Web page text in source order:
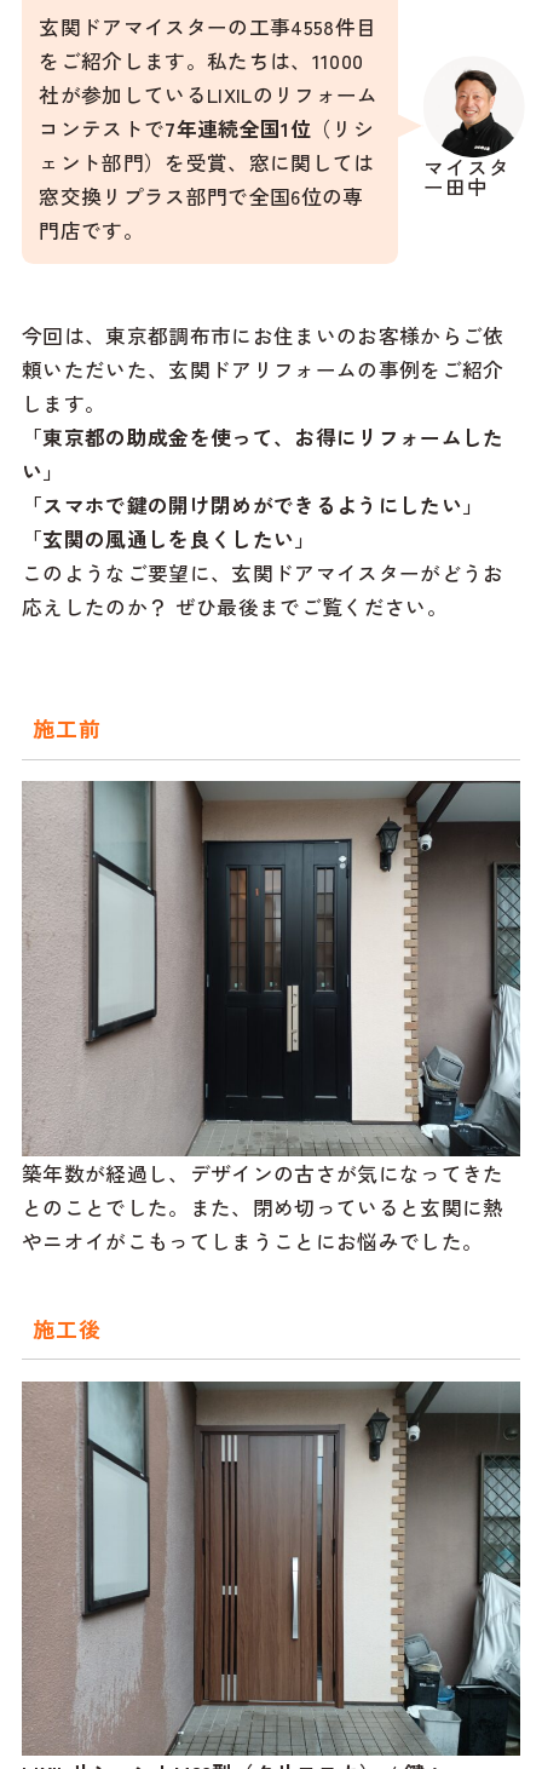
マイスタ
ー田中
玄関ドアマイスターの工事4558件目
をご紹介します。私たちは、11000
社が参加しているLIXILのリフォーム
コンテストで7年連続全国1位 （リシ
ェント部門）を受賞、窓に関しては
窓交換リプラス部門で全国6位の専
門店です。
今回は、東京都調布市にお住まいのお客様からご依
頼いただいた、玄関ドアリフォームの事例をご紹介
します。
「東京都の助成金を使って、お得にリフォームした
い」
「スマホで鍵の開け閉めができるようにしたい」
「玄関の風通しを良くしたい」
このようなご要望に、玄関ドアマイスターがどうお
応えしたのか？ ぜひ最後までご覧ください。
施工前
築年数が経過し、デザインの古さが気になってきた
とのことでした。また、閉め切っていると玄関に熱
やニオイがこもってしまうことにお悩みでした。
施工後